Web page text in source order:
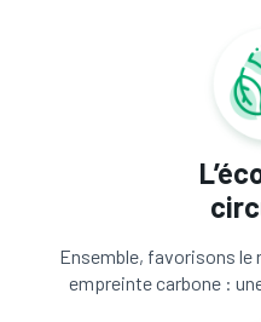
Ensemble, favorisons le
empreinte carbone :